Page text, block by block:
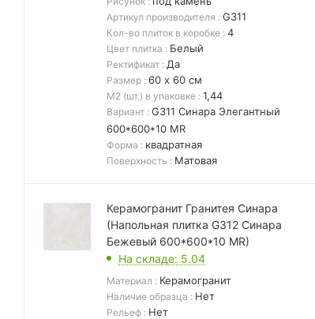
Артикул производителя : G311
Кол-во плиток в коробке : 4
Цвет плитка : Белый
Ректификат : Да
Размер : 60 х 60 см
М2 (шт.) в упаковке : 1,44
Вариант : G311 Синара Элегантный
600*600*10 MR
Форма : квадратная
Поверхность : Матовая
Керамогранит Гранитея Синара
(Напольная плитка G312 Синара
Бежевый 600*600*10 MR)
На складе: 5.04
Материал : Керамогранит
Наличие образца : Нет
Рельеф : Нет